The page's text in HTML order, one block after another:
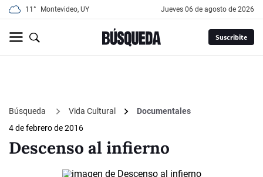
11° Montevideo, UY jueves 06 de agosto de 2026
Suscribite
Búsqueda Vida Cultural
Documentales
4 de febrero de 2016
Descenso al infierno